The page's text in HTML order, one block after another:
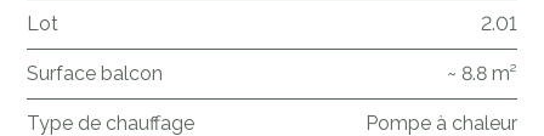
Lot 2.01
Surface balcon ~ 8.8 m²
Type de chauffage Pompe à chaleur